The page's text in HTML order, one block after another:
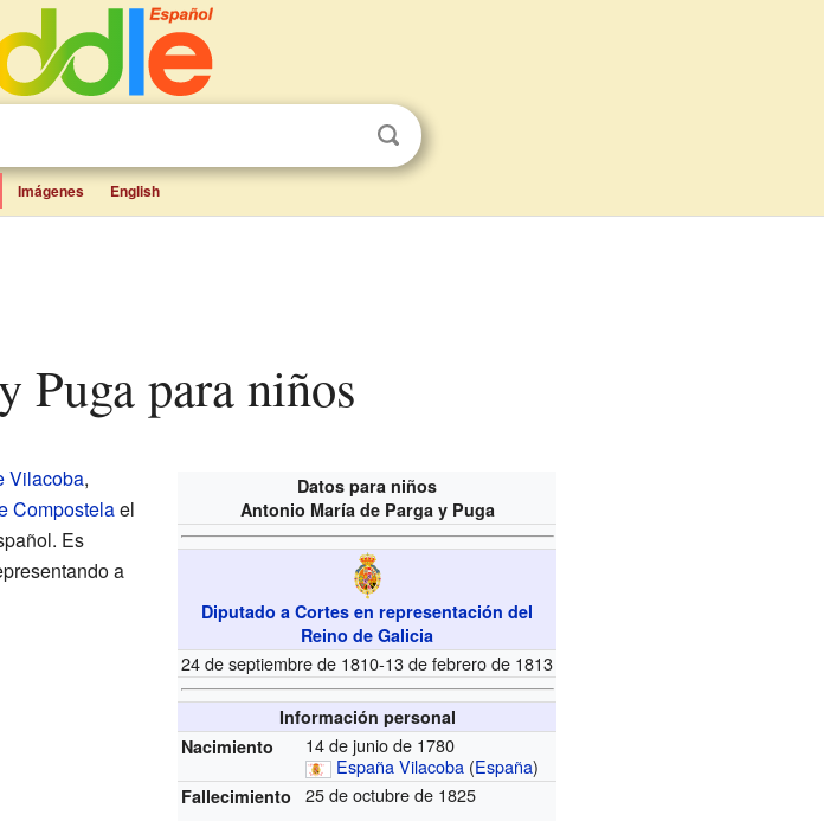
Imágenes English
Puga para niños
Datos para niños
Antonio María de Parga y Puga
Diputado a Cortes en representación del
Reino de Galicia
24 de septiembre de 1810-13 de febrero de 1813
Información personal
Nacimiento
14 de junio de 1780
España Vilacoba (España)
Fallecimiento
25 de octubre de 1825
Vilacoba,
Compostelael
Es
a